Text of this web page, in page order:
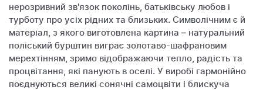
нерозривний зв'язок поколінь, батьківську любов і
турботу про усіх рідних та близьких. Символічним є й
матеріал, з якого виготовлена картина – натуральний
поліський бурштин виграє золотаво-шафрановим
мерехтінням, зримо відображаючи тепло, радість та
процвітання, які панують в оселі. У виробі гармонійно
поєднуються великі сонячні самоцвіти і блискуча